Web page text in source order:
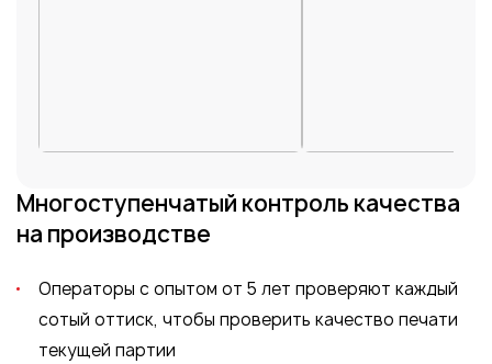
Многоступенчатый контроль качества
на производстве
Операторы с опытом от 5 лет проверяют каждый
сотый оттиск, чтобы проверить качество печати
текущей партии